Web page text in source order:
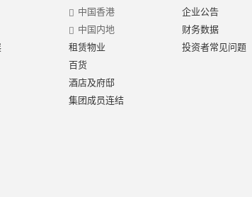
中国香港
中国内地
租赁物业
百货
酒店及府邸
集团成员连结
企业公告
财务数据
投资者常见问题